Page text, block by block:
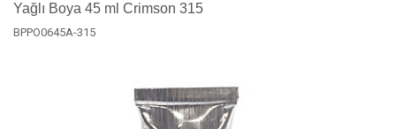
Yağlı Boya 45 ml Crimson 315
BPPO0645A-315